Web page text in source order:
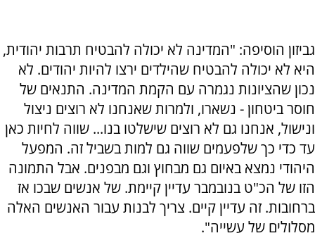
גביזון הוסיפה: "המדינה לא יכולה להבטיח תרבות יהודית,
היא לא יכולה להבטיח שהילדים ירצו להיות יהודים. לא
נכון שהציונות נגמרה עם הקמת המדינה. התנאים של
חוסר ביטחון - נשארו, ולמרות שאנחנו לא רוצים ניצול
ונישול, אנחנו גם לא רוצים שישלטו בנו... שווה לחיות כאן
עד כדי כך שלפעמים שווה גם למות בשביל זה. המפעל
היהודי נמצא באיום גם מבחוץ וגם מבפנים. אבל התמונה
הזו של הכ"ט בנובמבר עדיין קיימת. של אנשים שבכו אז
ברחובות. זה עדיין קיים. צריך לבנות עבור האנשים האלה
מסלולים של עשייה".